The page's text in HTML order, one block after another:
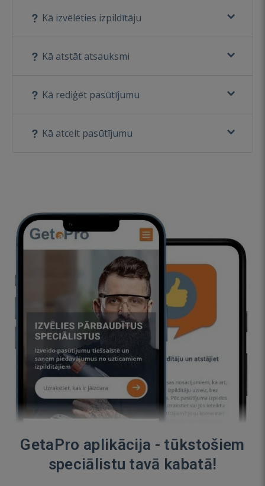
Kā izvēlēties izpildītāju
Kā atstāt atsauksmi
Kā rediģēt pasūtījumu
Kā atcelt pasūtījumu
GetaPro aplikācija - tūkstošiem
speciālistu tavā kabatā!